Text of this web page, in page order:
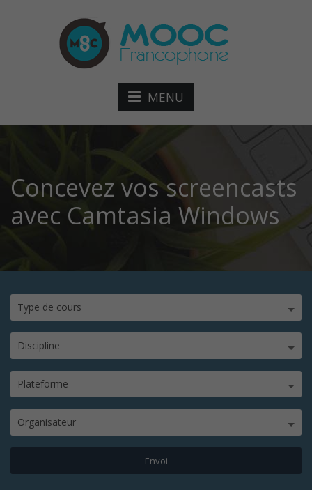
MENU
Concevez vos screencasts
avec Camtasia Windows
Type de cours
Discipline
Plateforme
Organisateur